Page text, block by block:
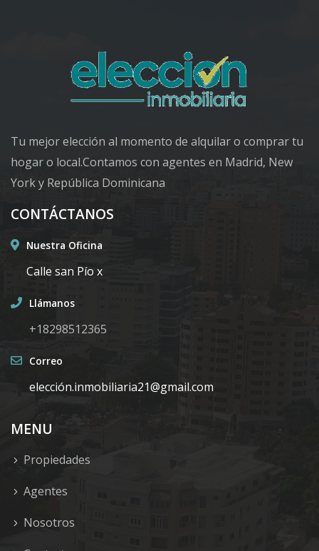
Tu mejor elección al momento de alquilar o comprar tu
hogar o local.Contamos con agentes en Madrid, New
York y República Dominicana
CONTÁCTANOS
Nuestra Oficina
Calle san Pío x
Llámanos
+18298512365
Correo
elección.inmobiliaria21@gmail.com
MENU
Propiedades
Agentes
Nosotros